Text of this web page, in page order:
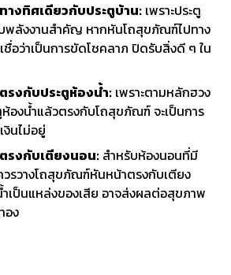
างทิศเดียวกับประตูบ้าน: เพราะประตู
พลังงานสำคัญ หากหันโถสุขภัณฑ์ไปทาง
ชื่อว่าเป็นการขัดโชคลาภ ปิดรับสิ่งดี ๆ ใน
รงกับประตูห้องน้ำ: เพราะตามหลักฮวง
องน้ำแล้วตรงกับโถสุขภัณฑ์ จะเป็นการ
งินไม่อยู่
รงกับเตียงนอน: สำหรับห้องนอนที่มี
วรวางโถสุขภัณฑ์หันหน้าตรงกับเตียง
ำเป็นแหล่งของเสีย อาจส่งผลต่อสุขภาพ
อง